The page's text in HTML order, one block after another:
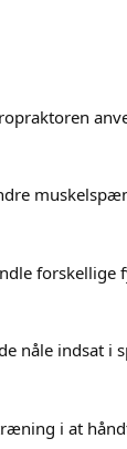
nåle indsat i
i at